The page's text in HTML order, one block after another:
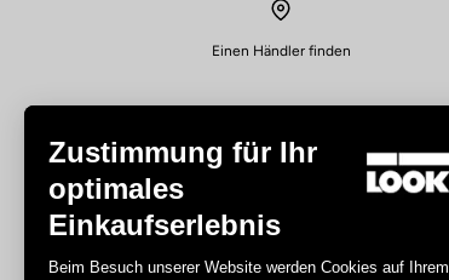
Einen Händler finden
Zustimmung für Ihr
optimales
Einkaufserlebnis
Beim Besuch unserer Website werden Cookies auf Ihrem